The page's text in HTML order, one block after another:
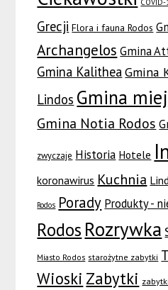
COVID-
Grecji Flora i fauna Rodos
Archangelos Gmina
Gmina KalitheaGmina
Lindos Gmina
Gmina Notia Rodos
zwyczaje Historia Hotele
koronawirus Kuchnia
Rodos Porady Produkty -
Rodos Rozrywka
Miasto Rodos starożytne zabytki
Wioski Zabytki